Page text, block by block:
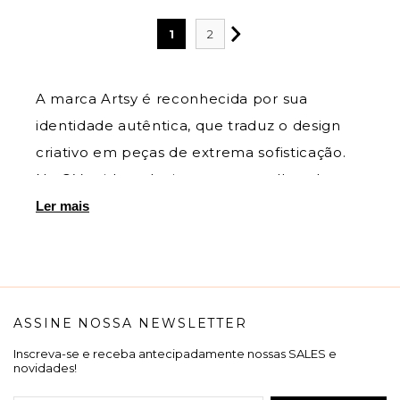
1 2
A marca Artsy é reconhecida por sua
identidade autêntica, que traduz o design
criativo em peças de extrema sofisticação.
Na QVestido, selecionamos o melhor das
coleções Artsy para atender à mulher que
moderação. As peças Artsy se destacam
silhueta feminina com requinte. Seja em um
vestido com detalhes minuciosos ou em um
Ler mais
ASSINE NOSSA NEWSLETTER
Inscreva-se e receba antecipadamente nossas SALES e
novidades!